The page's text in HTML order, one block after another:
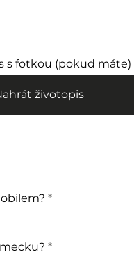
s fotkou (pokud máte)
životopis
*
*